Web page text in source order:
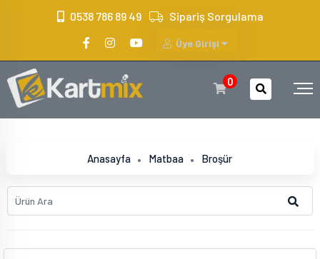
0538 786 89 49 Sipariş Sorgulama
Üye Girişi
0
Anasayfa Matbaa Broşür